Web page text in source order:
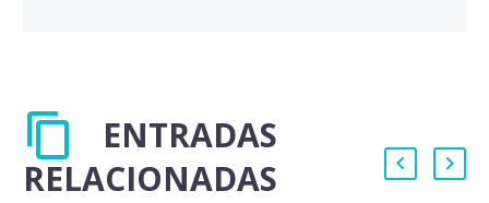
ENTRADAS
RELACIONADAS